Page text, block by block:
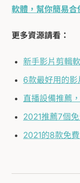
軟體，幫你簡易合
更多資源請看：
新手影片剪輯
6款最好用的影
直播設備推薦
2021推薦7個
2021的8款免